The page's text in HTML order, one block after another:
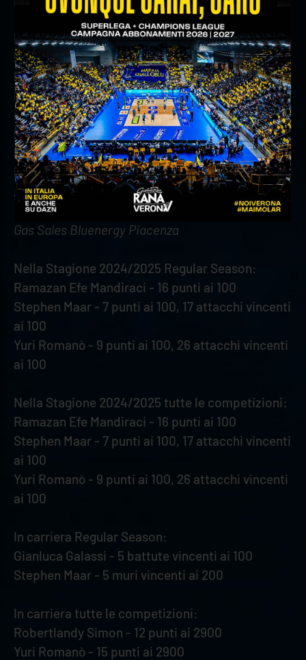
In carriera tutte le competizioni:
Rok Mozic - 3 attacchi vincenti ai 1200
Mads Kyed Jensen - 3 battute vincenti ai 100
Donovan Dzavoronok - 36 punti ai 2800
Lorenzo Cortesia - 5 attacchi vincenti ai 600
Noumory Keita - 5 attacchi vincenti ai 900, 4
battute vincenti ai 100
Marco Vitelli - 7 punti ai 1200
Aidan Zingel - 9 punti ai 2300
Gas Sales Bluenergy Piacenza
Nella Stagione 2024/2025 Regular Season:
Ramazan Efe Mandiraci - 16 punti ai 100
Stephen Maar - 7 punti ai 100, 17 attacchi vincenti
ai 100
Yuri Romanò - 9 punti ai 100, 26 attacchi vincenti
ai 100
Nella Stagione 2024/2025 tutte le competizioni:
Ramazan Efe Mandiraci - 16 punti ai 100
Stephen Maar - 7 punti ai 100, 17 attacchi vincenti
ai 100
Yuri Romanò - 9 punti ai 100, 26 attacchi vincenti
ai 100
In carriera Regular Season:
Gianluca Galassi - 5 battute vincenti ai 100
Stephen Maar - 5 muri vincenti ai 200
In carriera tutte le competizioni:
Robertlandy Simon - 12 punti ai 2900
Yuri Romanò - 15 punti ai 2900